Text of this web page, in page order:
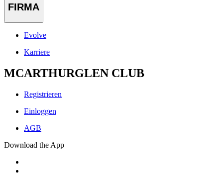
FIRMA
Evolve
Karriere
MCARTHURGLEN CLUB
Registrieren
Einloggen
AGB
Download the App